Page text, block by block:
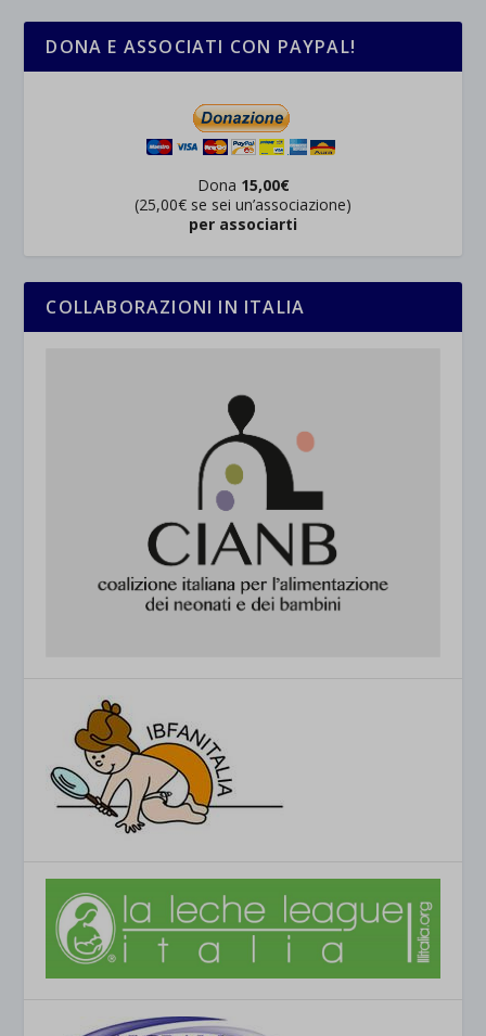
DONA E ASSOCIATI CON PAYPAL!
Dona 15,00€
(25,00€ se sei un’associazione)
per associarti
COLLABORAZIONI IN ITALIA